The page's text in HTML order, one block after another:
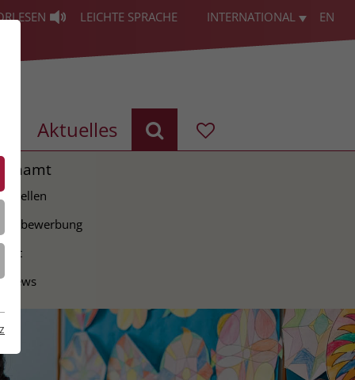
LEICHTE SPRACHE INTERNATIONAL EN
Aktuelles
Stellen